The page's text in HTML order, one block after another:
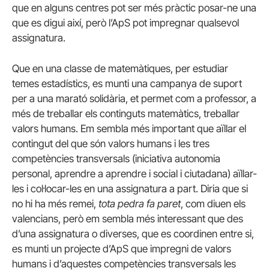
que en alguns centres pot ser més pràctic posar-ne una
que es digui així, però l’ApS pot impregnar qualsevol
assignatura.
Que en una classe de matemàtiques, per estudiar
temes estadístics, es munti una campanya de suport
per a una marató solidària, et permet com a professor, a
més de treballar els continguts matemàtics, treballar
valors humans. Em sembla més important que aïllar el
contingut del que són valors humans i les tres
competències transversals (iniciativa autonomia
personal, aprendre a aprendre i social i ciutadana) aïllar-
les i col·locar-les en una assignatura a part. Diria que si
no hi ha més remei, tota pedra fa paret, com diuen els
valencians, però em sembla més interessant que des
d’una assignatura o diverses, que es coordinen entre si,
es munti un projecte d’ApS que impregni de valors
humans i d’aquestes competències transversals les